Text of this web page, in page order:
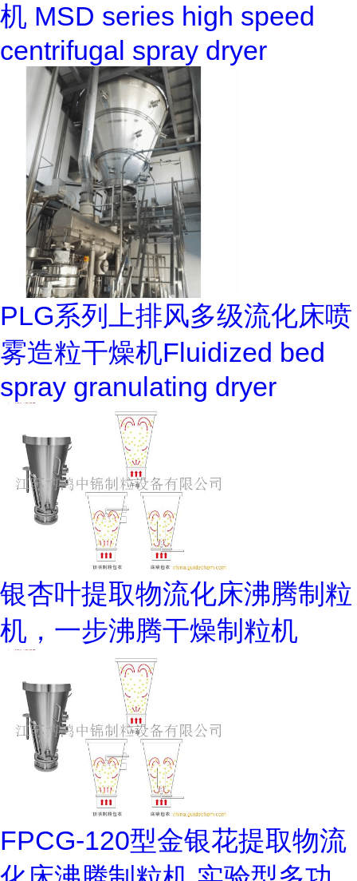
机 MSD series high speed
centrifugal spray dryer
PLG系列上排风多级流化床喷
雾造粒干燥机Fluidized bed
spray granulating dryer
银杏叶提取物流化床沸腾制粒
机，一步沸腾干燥制粒机
FPCG-120型金银花提取物流